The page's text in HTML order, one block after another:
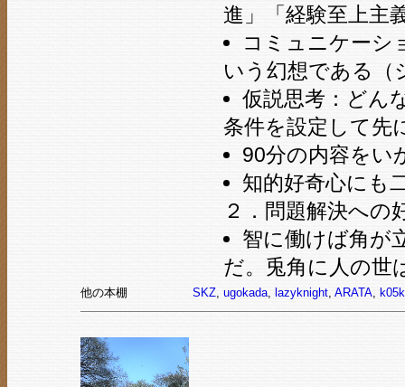
進」「経験至上主
コミュニケーシ
いう幻想である（
仮説思考：どん
条件を設定して先
90分の内容をい
知的好奇心にも
２．問題解決への
智に働けば角が
だ。兎角に人の世
他の本棚 SKZ, ugokada, lazyknight, ARATA,